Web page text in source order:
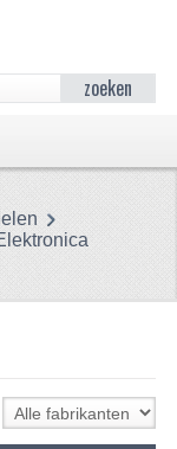
zoeken